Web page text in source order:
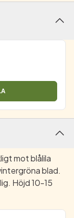
mot blålila
blad.
Höjd 10-15